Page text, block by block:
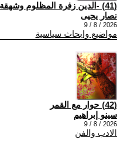
(41) -الدين زفرة المظلوم وشهقة المكلوم-[1]
نصار يحيى
2026 / 8 / 9
مواضيع وابحاث سياسية
(42) حوار مع القمر
سينو إبراهيم
2026 / 8 / 9
الادب والفن